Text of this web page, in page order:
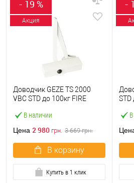
- 19 %
Акция
В наличии
Доводчик GEZE TS 2000
VBC STD до 100кг FIRE
Цена 2 980 грн. 3 669грн.
В корзину
Купить в 1 клик
-
STD